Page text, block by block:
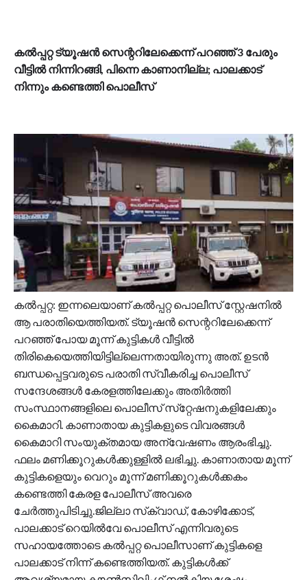
കല്‍പ്പറ്റ ട്യൂഷൻ സെന്ററിലേക്കെന്ന് പറഞ്ഞ് 3 പേരും
വീട്ടിൽ നിന്നിറങ്ങി, പിന്നെ കാണാനില്ല; പാലക്കാട്
നിന്നും കണ്ടെത്തി പൊലീസ്
കല്‍പ്പറ്റ: ഇന്നലെയാണ് കൽപ്പറ്റ പൊലീസ് സ്റ്റേഷനിൽ
ആ പരാതിയെത്തിയത്. ട്യൂഷന്‍ സെന്ററിലേക്കെന്ന്
പറഞ്ഞ് പോയ മൂന്ന് കുട്ടികള്‍ വീട്ടില്‍
തിരികെയെത്തിയിട്ടില്ലെന്നതായിരുന്നു അത്. ഉടന്‍
ബന്ധപ്പെട്ടവരുടെ പരാതി സ്വീകരിച്ച പൊലീസ്
സന്ദേശങ്ങള്‍ കേരളത്തിലേക്കും അതിര്‍ത്തി
സംസ്ഥാനങ്ങളിലെ പൊലീസ് സ്‌റ്റേഷനുകളിലേക്കും
കൈമാറി. കാണാതായ കുട്ടികളുടെ വിവരങ്ങള്‍
കൈമാറി സംയുക്തമായ അന്വേഷണം ആരംഭിച്ചു.
ഫലം മണിക്കൂറുകള്‍ക്കുള്ളില്‍ ലഭിച്ചു. കാണാതായ മൂന്ന്
കുട്ടികളെയും വെറും മൂന്ന് മണിക്കൂറുകള്‍ക്കകം
കണ്ടെത്തി കേരള പോലീസ് അവരെ
ചേ‌‌ർത്തുപിടിച്ചു.ജില്ലാ സ്‌ക്വാഡ്, കോഴിക്കോട്,
പാലക്കാട് റെയില്‍വേ പൊലീസ് എന്നിവരുടെ
സഹായത്തോടെ കല്‍പ്പറ്റ പൊലീസാണ് കുട്ടികളെ
പാലക്കാട് നിന്ന് കണ്ടെത്തിയത്. കുട്ടികള്‍ക്ക്